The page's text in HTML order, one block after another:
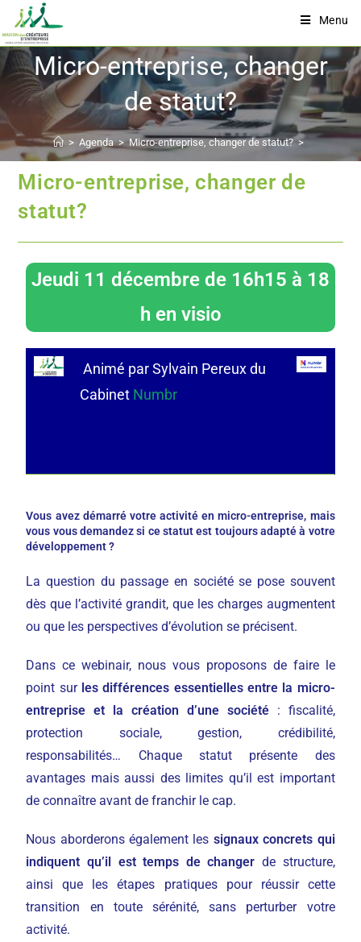
Menu
Micro-entreprise, changer
de statut?
> Agenda > Micro-entreprise, changer de statut? >
Micro-entreprise, changer de
statut?
Jeudi 11 décembre de 16h15 à 18
h en visio
Animé par Sylvain Pereux du
Cabinet Numbr
Vous avez démarré votre activité en micro-entreprise, mais
vous vous demandez si ce statut est toujours adapté à votre
développement ?
La question du passage en société se pose souvent
dès que l’activité grandit, que les charges augmentent
ou que les perspectives d’évolution se précisent.
Dans ce webinair, nous vous proposons de faire le
point sur les différences essentielles entre la micro-
entreprise et la création d’une société: fiscalité,
protection sociale, gestion, crédibilité,
responsabilités… Chaque statut présente des
avantages mais aussi des limites qu’il est important
de connaître avant de franchir le cap.
Nous aborderons également les signaux concrets qui
indiquent qu’il est temps de changer de structure,
ainsi que les étapes pratiques pour réussir cette
transition en toute sérénité, sans perturber votre
activité.